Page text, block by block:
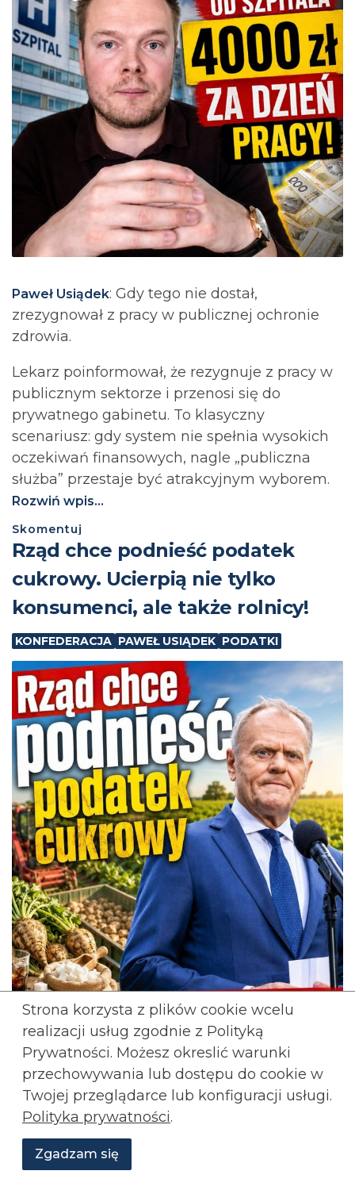
Paweł Usiądek: Gdy tego nie dostał,
zrezygnował z pracy w publicznej ochronie
zdrowia.
Lekarz poinformował, że rezygnuje z pracy w
publicznym sektorze i przenosi się do
prywatnego gabinetu. To klasyczny
scenariusz: gdy system nie spełnia wysokich
oczekiwań finansowych, nagle „publiczna
służba” przestaje być atrakcyjnym wyborem.
Rozwiń wpis...
Skomentuj
⁨Rząd chce podnieść podatek
cukrowy. Ucierpią nie tylko
konsumenci, ale także rolnicy!
KONFEDERACJA PAWEŁ USIĄDEK PODATKI
Paweł Usiądek: Minister finansów Andrzej
podwyżki opłaty cukrowej. Reakcja branży jest
jednoznaczna. Związek Producentów Cukru
Strona korzysta z plików cookie wcelu
realizacji usług zgodnie z Polityką
Prywatności. Możesz okreslić warunki
przechowywania lub dostępu do cookie w
Twojej przeglądarce lub konfiguracji usługi.
Polityka prywatności.
Zgadzam się